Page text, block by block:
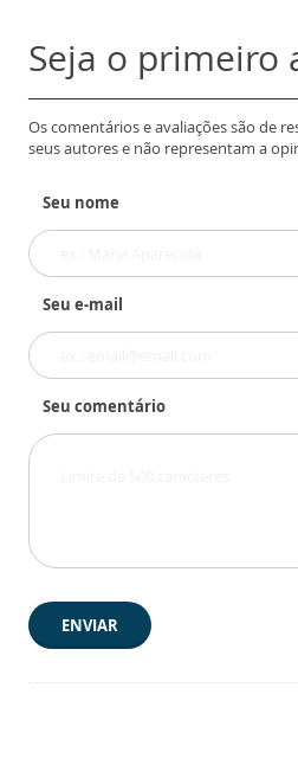
Seja o primeiro
Os comentários e avaliações são de
seus autores e não representam a
Seu nome
Seu e-mail
Seu comentário
ENVIAR